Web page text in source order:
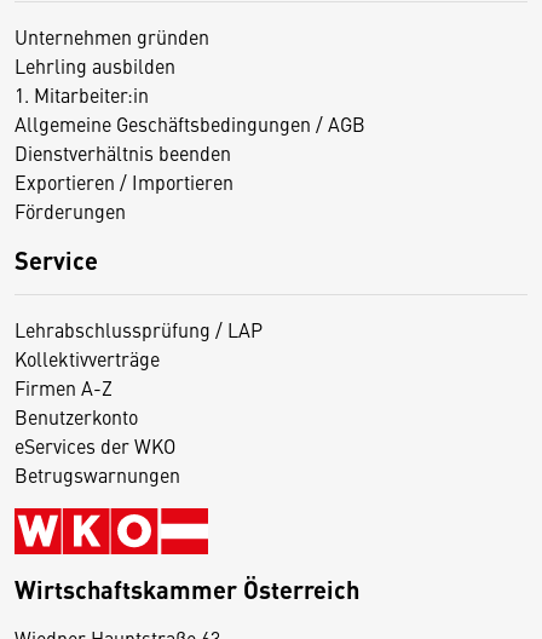
Unternehmen gründen
Lehrling ausbilden
1. Mitarbeiter:in
Allgemeine Geschäftsbedingungen / AGB
Dienstverhältnis beenden
Exportieren / Importieren
Förderungen
Service
Lehrabschlussprüfung / LAP
Kollektivverträge
Firmen A-Z
Benutzerkonto
eServices der WKO
Betrugswarnungen
Wirtschaftskammer Österreich